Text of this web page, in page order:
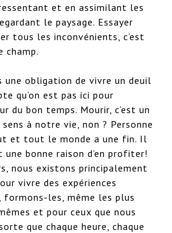
et en assimilant les
le paysage. Essayer
tous les inconvénients, c’est
champ.
une obligation de vivre un deuil
qu’on est pas ici pour
du bon temps. Mourir, c’est un
à notre vie, non ? Personne
et tout le monde a une fin. Il
une bonne raison d’en profiter!
nous existons principalement
vivre des expériences
formons-les, même les plus
et pour ceux que nous
que chaque heure, chaque